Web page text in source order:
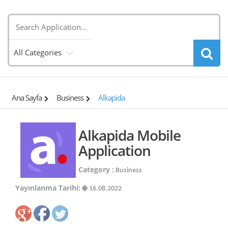
All Categories
Ana Sayfa Business Alkapida
Alkapida Mobile
Application
Category : Business
Yayınlanma Tarihi: 16.08.2022